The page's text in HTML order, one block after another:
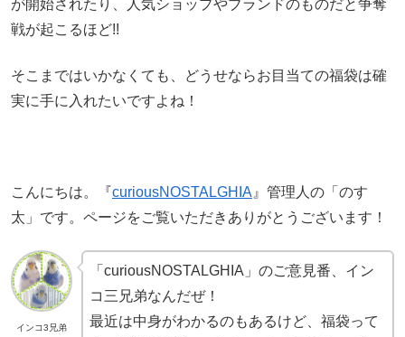
が開始されたり、人気ショップやブランドのものだと争奪
戦が起こるほど!!
そこまではいかなくても、どうせならお目当ての福袋は確
実に手に入れたいですよね！
こんにちは。『curiousNOSTALGHIA 』管理人の「のす
太」です。ページをご覧いただきありがとうございます！
インコ3兄弟
「curiousNOSTALGHIA」のご意見番、イン
コ三兄弟なんだぜ！
最近は中身がわかるのもあるけど、福袋って